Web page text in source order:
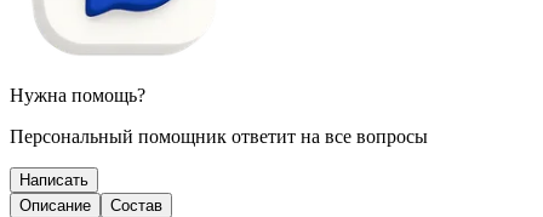
Нужна помощь?
Персональный помощник ответит на все вопросы
Написать
Описание
Состав